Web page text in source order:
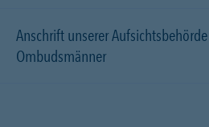
Anschrift unserer
Ombudsmänner